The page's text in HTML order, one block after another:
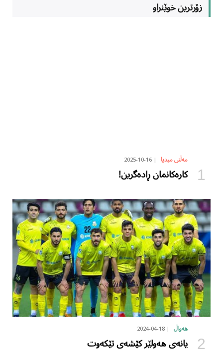
زۆرترین خوێنراو
مەڵتی میدیا 2025-10-16
کارەکانمان ڕادەگرین!
هەواڵ 2024-04-18
یانەی هەولێر کێشەی تێکەوت